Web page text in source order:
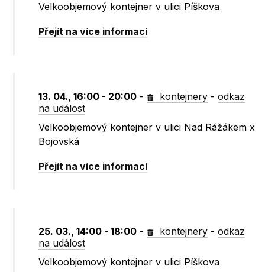
Velkoobjemový kontejner v ulici Píškova
Přejít na více informací
13. 04., 16:00 - 20:00 - kontejnery -odkaz
na událost
Velkoobjemový kontejner v ulici Nad Rážákem x
Bojovská
Přejít na více informací
25. 03., 14:00 - 18:00 - kontejnery -odkaz
na událost
Velkoobjemový kontejner v ulici Píškova